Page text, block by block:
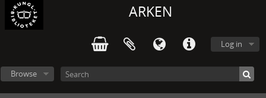
ARKEN
Log in
Browse